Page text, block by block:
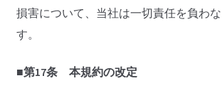
損害について、当社は一切責任を負わ
す。
■第17条 本規約の改定